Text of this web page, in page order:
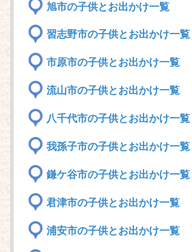
旭市の子供とお出かけ一覧
習志野市の子供とお出かけ一覧
市原市の子供とお出かけ一覧
流山市の子供とお出かけ一覧
八千代市の子供とお出かけ一覧
我孫子市の子供とお出かけ一覧
鎌ケ谷市の子供とお出かけ一覧
君津市の子供とお出かけ一覧
浦安市の子供とお出かけ一覧